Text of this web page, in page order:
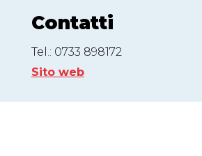
Contatti
Tel.: 0733 898172
Sito web